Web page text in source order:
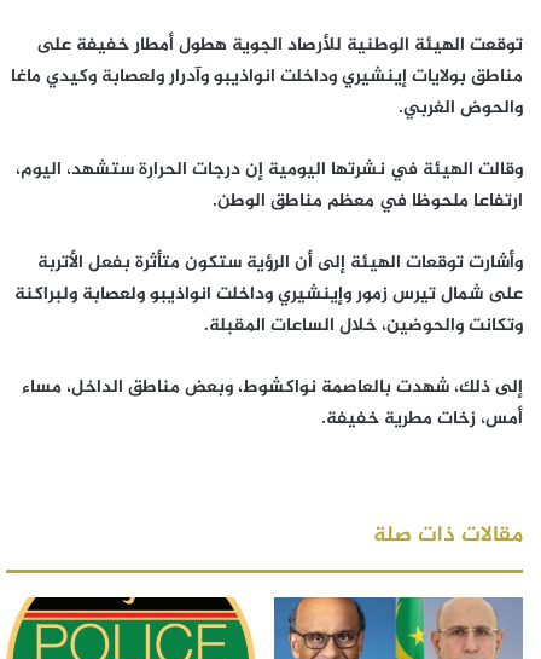
توقعت الهيئة الوطنية للأرصاد الجوية هطول أمطار خفيفة على
مناطق بولايات إينشيري وداخلت انواذيبو وآدرار ولعصابة وكيدي ماغا
والحوض الغربي.
وقالت الهيئة في نشرتها اليومية إن درجات الحرارة ستشهد، اليوم،
ارتفاعا ملحوظا في معظم مناطق الوطن.
وأشارت توقعات الهيئة إلى أن الرؤية ستكون متأثرة بفعل الأتربة
على شمال تيرس زمور وإينشيري وداخلت انواذيبو ولعصابة ولبراكنة
وتكانت والحوضين، خلال الساعات المقبلة.
إلى ذلك، شهدت بالعاصمة نواكشوط، وبعض مناطق الداخل، مساء
أمس، زخات مطرية خفيفة.
مقالات ذات صلة